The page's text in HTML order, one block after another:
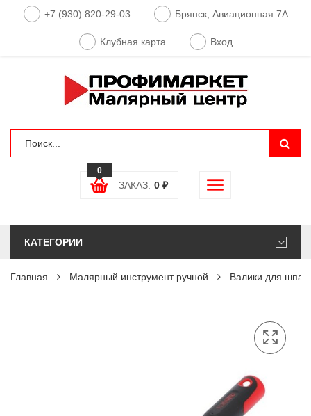
+7 (930) 820-29-03 Брянск, Авиационная 7А
Клубная карта Вход
0
ЗАКАЗ: 0 ₽
КАТЕГОРИИ
Главная Малярный инструмент ручной Валики для